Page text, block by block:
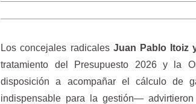
Los concejales radicales Juan Pablo Itoiz
tratamiento del Presupuesto 2026 y la
disposición a acompañar el cálculo de
indispensable para la gestión—